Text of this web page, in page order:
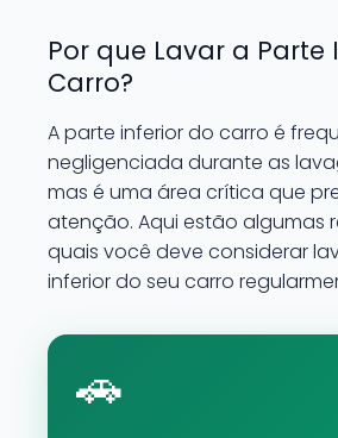
Por que Lavar a Parte
Carro?
A parte inferior do carro é
negligenciada durante as
mas é uma área crítica que
atenção. Aqui estão algumas
quais você deve considerar
inferior do seu carro
🚗